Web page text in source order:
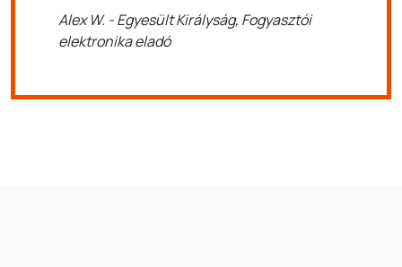
Alex W. - Egyesült Királyság, Fogyasztói
elektronika eladó